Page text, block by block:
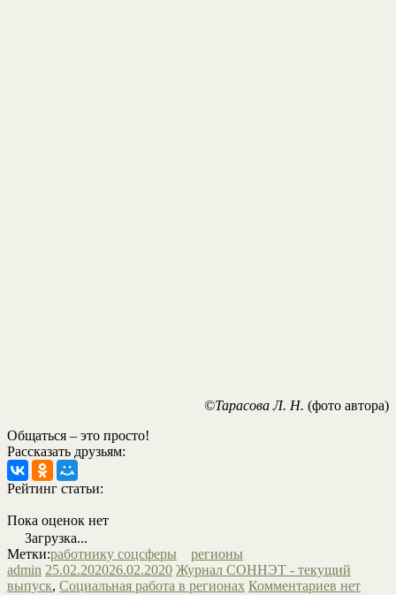
©Тарасова Л. Н. (фото автора)
Общаться – это просто!
Рассказать друзьям:
Рейтинг статьи:
Пока оценок нет
Загрузка...
Метки:работнику соцсферы
регионы
admin 25.02.202026.02.2020 Журнал СОННЭТ - текущий
выпуск, Социальная работа в регионах Комментариев нет